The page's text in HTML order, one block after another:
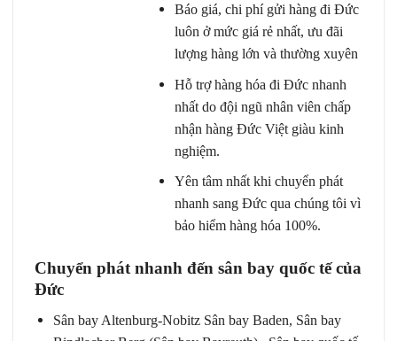
Báo giá, chi phí gửi hàng đi Đức
luôn ở mức giá rẻ nhất, ưu đãi
lượng hàng lớn và thường xuyên
Hỗ trợ hàng hóa đi Đức nhanh
nhất do đội ngũ nhân viên chấp
nhận hàng Đức Việt giàu kinh
nghiệm.
Yên tâm nhất khi chuyển phát
nhanh sang Đức qua chúng tôi vì
bảo hiểm hàng hóa 100%.
Chuyển phát nhanh đến sân bay quốc tế của
Đức
Sân bay Altenburg-Nobitz Sân bay Baden, Sân bay